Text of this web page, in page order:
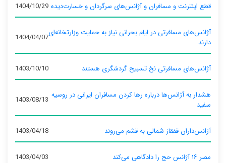
قطع اینترنت و مسافران و آژانس‌های سرگردان و خسارت‌دیده 1404/10/29
آژانس‌های مسافرتی در ایام بحرانی نیاز به حمایت وزارتخانه‌ای
دارند
1404/04/07
آژانس‌های مسافرتی نخ تسبیح گردشگری هستند 1403/10/10
هشدار به آژانس‌ها درباره رها کردن مسافران ایرانی در روسیه
سفید
1403/08/13
آژانس‌داران قفقاز شمالی به قشم می‌روند 1403/04/18
مصر ۱۶ آژانس حج را دادگاهی می‌کند 1403/04/03